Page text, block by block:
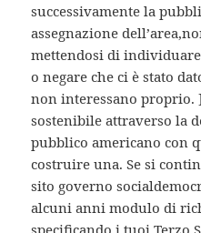
successivamente la
assegnazione
mettendosi di
o negare che ci è stato
non interessano proprio.
sostenibile attraverso la
pubblico americano con
costruire una. Se si
sito governo
alcuni anni modulo di